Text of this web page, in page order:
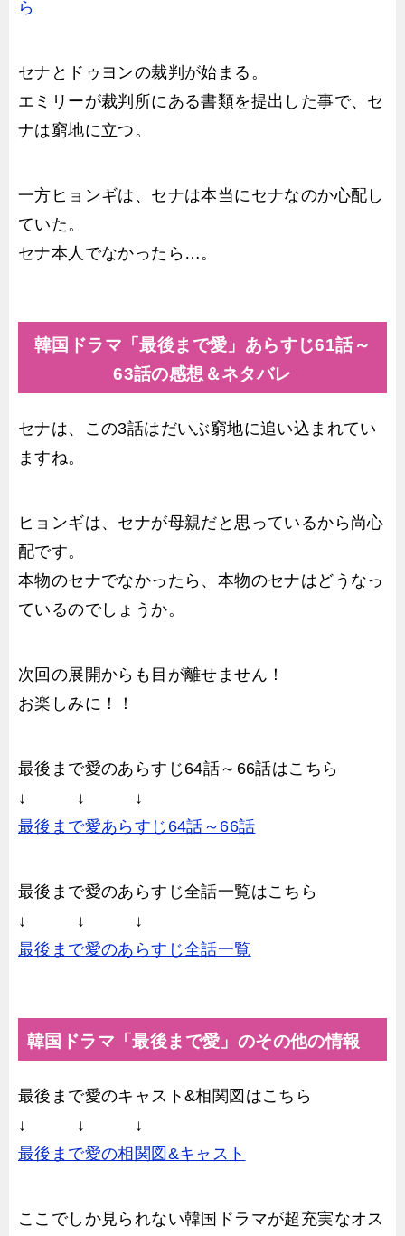
ら
セナとドゥヨンの裁判が始まる。
エミリーが裁判所にある書類を提出した事で、セ
ナは窮地に立つ。
一方ヒョンギは、セナは本当にセナなのか心配し
ていた。
セナ本人でなかったら…。
韓国ドラマ「最後まで愛」あらすじ61話～
63話の感想＆ネタバレ
セナは、この3話はだいぶ窮地に追い込まれてい
ますね。
ヒョンギは、セナが母親だと思っているから尚心
配です。
本物のセナでなかったら、本物のセナはどうなっ
ているのでしょうか。
次回の展開からも目が離せません！
お楽しみに！！
最後まで愛のあらすじ64話～66話はこちら
↓ ↓ ↓
最後まで愛あらすじ64話～66話
最後まで愛のあらすじ全話一覧はこちら
↓ ↓ ↓
最後まで愛のあらすじ全話一覧
韓国ドラマ「最後まで愛」のその他の情報
最後まで愛のキャスト&相関図はこちら
↓ ↓ ↓
最後まで愛の相関図&キャスト
ここでしか見られない韓国ドラマが超充実なオス